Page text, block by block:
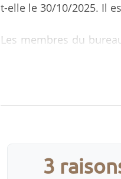
t-elle le 30/10/2025. Il
Les membres du
• Stéphane Yrles,
• François Bloc,
• Eric Masset,
« Ce nouveau
3